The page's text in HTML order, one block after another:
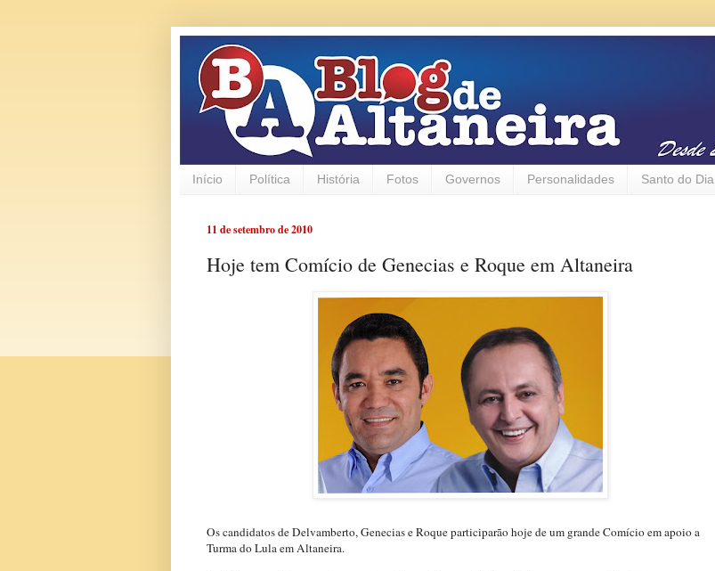
Início Política História Fotos Governos Personalidades Santo do Dia
11 de setembro de 2010
Hoje tem Comício de Genecias e Roque em Altaneira
Os candidatos de Delvamberto, Genecias e Roque participarão hoje de um grande Comício em apoio a
Turma do Lula em Altaneira.